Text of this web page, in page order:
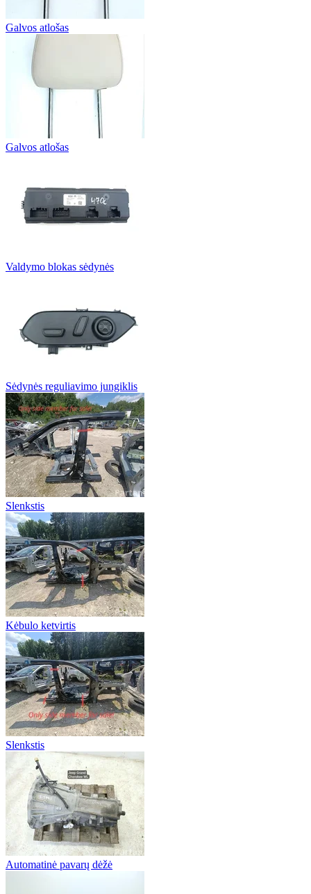
Galvos atlošas
Galvos atlošas
Valdymo blokas sėdynės
Sėdynės reguliavimo jungiklis
Slenkstis
Kėbulo ketvirtis
Slenkstis
Automatinė pavarų dėžė